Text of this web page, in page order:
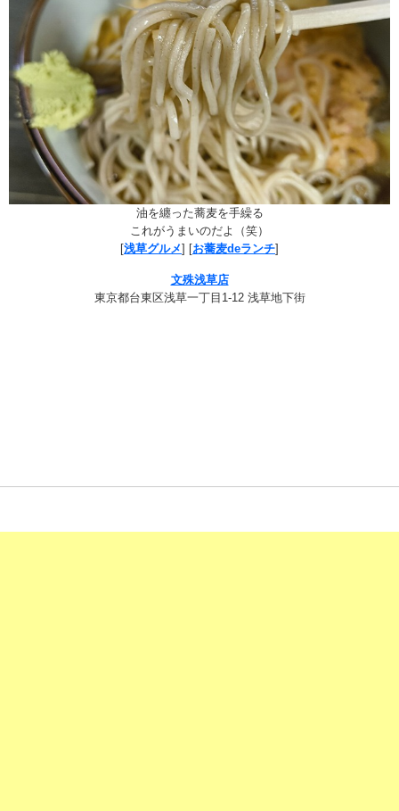
油を纏った蕎麦を手繰る
これがうまいのだよ（笑）
[浅草グルメ] [お蕎麦deランチ]
文殊浅草店
東京都台東区浅草一丁目1-12 浅草地下街